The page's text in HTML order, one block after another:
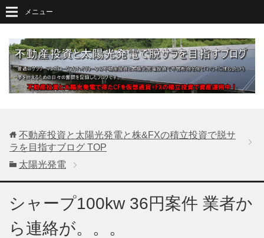
メニュー
不動産投資と太陽光発電と株&FXの積立投資で脱サ
ラを目指すブログ TOP
太陽光発電
シャープ100kw 36円案件 業者か
ら連絡が。。。